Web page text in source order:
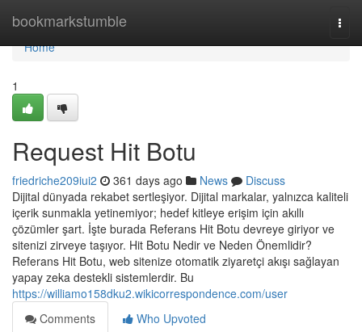
bookmarkstumble
Home
Home
1
Request Hit Botu
friedriche209iui2 361 days ago News
Discuss
Dijital dünyada rekabet sertleşiyor. Dijital markalar, yalnızca kaliteli
içerik sunmakla yetinemiyor; hedef kitleye erişim için akıllı
çözümler şart. İşte burada Referans Hit Botu devreye giriyor ve
sitenizi zirveye taşıyor. Hit Botu Nedir ve Neden Önemlidir?
Referans Hit Botu, web sitenize otomatik ziyaretçi akışı sağlayan
yapay zeka destekli sistemlerdir. Bu
https://williamo158dku2.wikicorrespondence.com/user
Comments
Who Upvoted